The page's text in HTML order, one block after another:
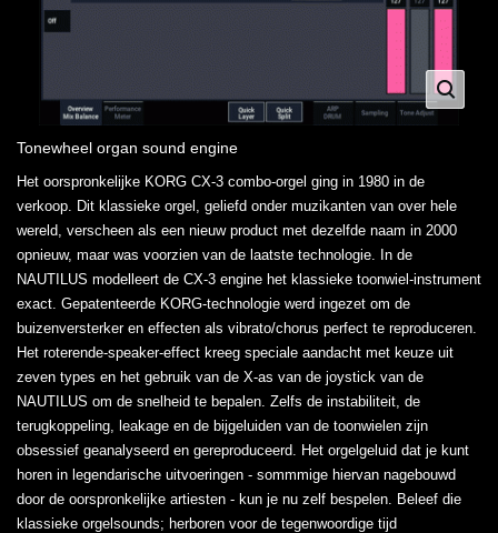
Tonewheel organ sound engine
Het oorspronkelijke KORG CX-3 combo-orgel ging in 1980 in de
verkoop. Dit klassieke orgel, geliefd onder muzikanten van over hele
wereld, verscheen als een nieuw product met dezelfde naam in 2000
opnieuw, maar was voorzien van de laatste technologie. In de
NAUTILUS modelleert de CX-3 engine het klassieke toonwiel-instrument
exact. Gepatenteerde KORG-technologie werd ingezet om de
buizenversterker en effecten als vibrato/chorus perfect te reproduceren.
Het roterende-speaker-effect kreeg speciale aandacht met keuze uit
zeven types en het gebruik van de X-as van de joystick van de
NAUTILUS om de snelheid te bepalen. Zelfs de instabiliteit, de
terugkoppeling, leakage en de bijgeluiden van de toonwielen zijn
obsessief geanalyseerd en gereproduceerd. Het orgelgeluid dat je kunt
horen in legendarische uitvoeringen - sommmige hiervan nagebouwd
door de oorspronkelijke artiesten - kun je nu zelf bespelen. Beleef die
klassieke orgelsounds; herboren voor de tegenwoordige tijd